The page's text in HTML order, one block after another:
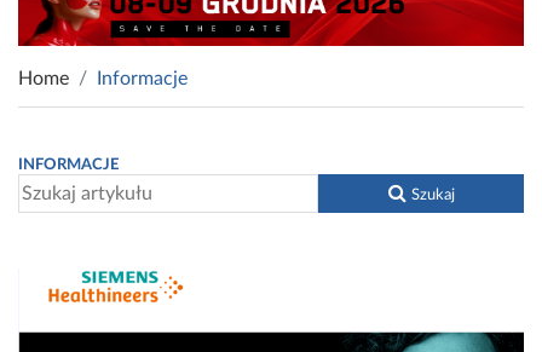
Home Informacje
INFORMACJE
Szukaj